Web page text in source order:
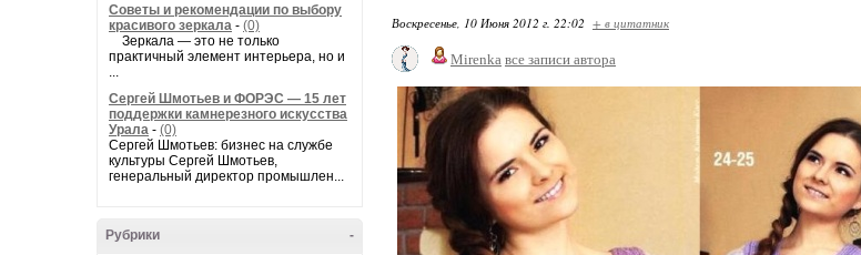
Советы и рекомендации по выбору
красивого зеркала - (0)
Зеркала — это не только
практичный элемент интерьера, но и
...
Сергей Шмотьев и ФОРЭС — 15 лет
поддержки камнерезного искусства
Урала - (0)
Сергей Шмотьев: бизнес на службе
культуры Сергей Шмотьев,
генеральный директор промышлен...
-
Рубрики
Воскресенье, 10 Июня 2012 г. 22:02 + в цитатник
Mirenka все записи автора